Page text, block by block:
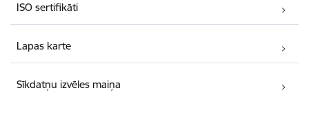
ISO sertifikāti
Lapas karte
Sīkdatņu izvēles maiņa